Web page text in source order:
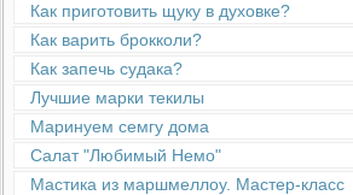
Как приготовить щуку в духовке?
Как варить брокколи?
Как запечь судака?
Лучшие марки текилы
Маринуем семгу дома
Салат "Любимый Немо"
Мастика из маршмеллоу. Мастер-класс